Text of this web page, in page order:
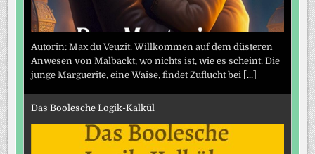
Autorin: Max du Veuzit. Willkommen auf dem düsteren
Anwesen von Malbackt, wo nichts ist, wie es scheint. Die
junge Marguerite, eine Waise, findet Zuflucht bei [...]
Das Boolesche Logik-Kalkül